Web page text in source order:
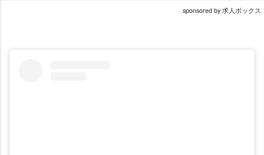
sponsored by 求人ボックス